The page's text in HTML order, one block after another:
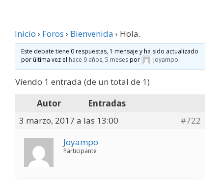
Inicio › Foros › Bienvenida › Hola.
Este debate tiene 0 respuestas, 1 mensaje y ha sido actualizado
por última vez el hace 9 años, 5 mesespor Joyampo.
Viendo 1 entrada (de un total de 1)
Autor
Entradas
3 marzo, 2017 a las 13:00
#722
Joyampo
Participante